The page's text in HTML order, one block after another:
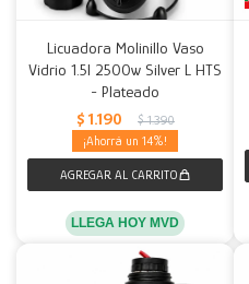
Licuadora Molinillo Vaso
Vidrio 1.5l 2500w Silver L HTS
- Plateado
$ 1.190 $ 1.390
14
LLEGA HOY MVD